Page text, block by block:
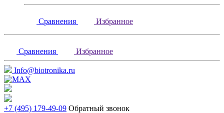
Сравнения Избранное
Сравнения Избранное
Info@biotronika.ru
+7 (495) 179-49-09 Обратный звонок